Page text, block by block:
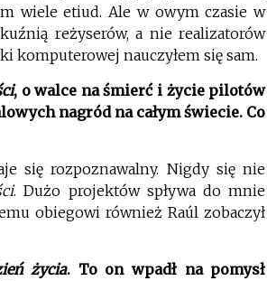
wiele etiud. Ale w owym czasie w
reżyserów, a nie realizatorów
komputerowej nauczyłem się sam.
, o walce na śmierć i życie pilotów
nagród na całym świecie. Co
się rozpoznawalny. Nigdy się nie
. Dużo projektów spływa do mnie
obiegowi również Raúl zobaczył
życia. To on wpadł na pomysł